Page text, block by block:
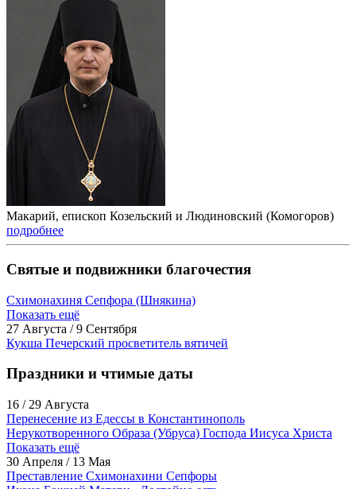
Макарий, епископ Козельский и Людиновский (Комогоров)
подробнее
Святые и подвижники благочестия
Схимонахиня Сепфора (Шнякина)
Показать ещё
27 Августа / 9 Сентября
Кукша Печерский просветитель вятичей
Праздники и чтимые даты
16 / 29 Августа
Перенесение из Едессы в Константинополь
Нерукотворенного Образа (Убруса) Господа Иисуса Христа
Показать ещё
30 Апреля / 13 Мая
Преставление Схимонахини Сепфоры